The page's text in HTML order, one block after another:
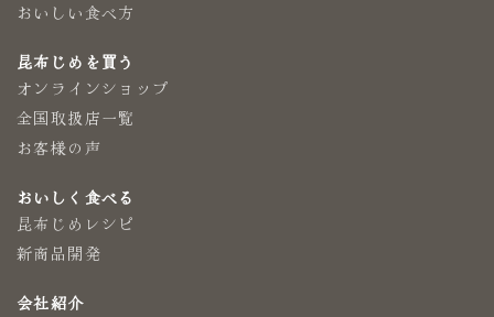
おいしい食べ方
昆布じめを買う
オンラインショップ
全国取扱店一覧
お客様の声
おいしく食べる
昆布じめレシピ
新商品開発
会社紹介